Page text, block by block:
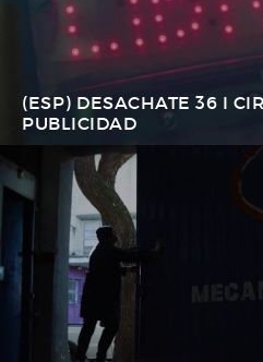
(ESP) DESACHATE 36 I
PUBLICIDAD